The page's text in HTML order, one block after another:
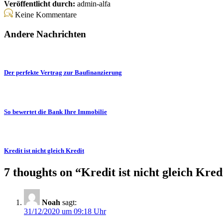
Veröffentlicht durch: admin-alfa
Keine Kommentare
Andere Nachrichten
Der perfekte Vertrag zur Baufinanzierung
So bewertet die Bank Ihre Immobilie
Kredit ist nicht gleich Kredit
7 thoughts on “Kredit ist nicht gleich
Noah sagt:
31/12/2020 um 09:18 Uhr